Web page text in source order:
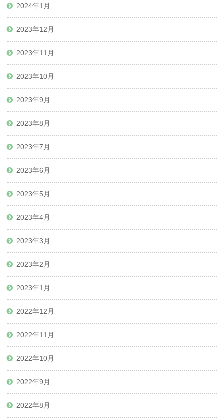
2024年1月
2023年12月
2023年11月
2023年10月
2023年9月
2023年8月
2023年7月
2023年6月
2023年5月
2023年4月
2023年3月
2023年2月
2023年1月
2022年12月
2022年11月
2022年10月
2022年9月
2022年8月